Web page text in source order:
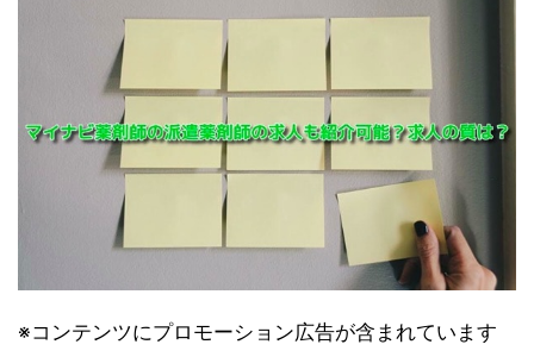
※コンテンツにプロモーション広告が含まれています